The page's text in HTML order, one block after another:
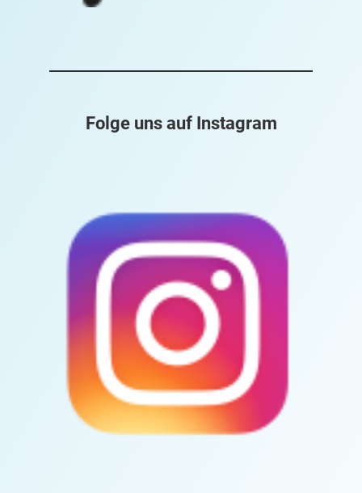
Folge uns auf Instagram